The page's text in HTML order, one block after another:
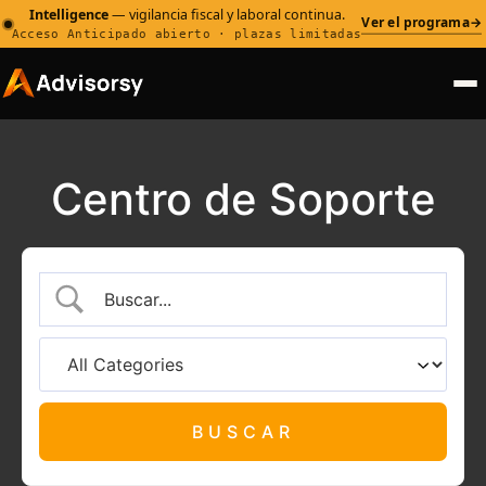
Intelligence— vigilancia fiscal y laboral continua.
Acceso Anticipado abierto · plazas limitadas
Ver el programa→
Centro de Soporte